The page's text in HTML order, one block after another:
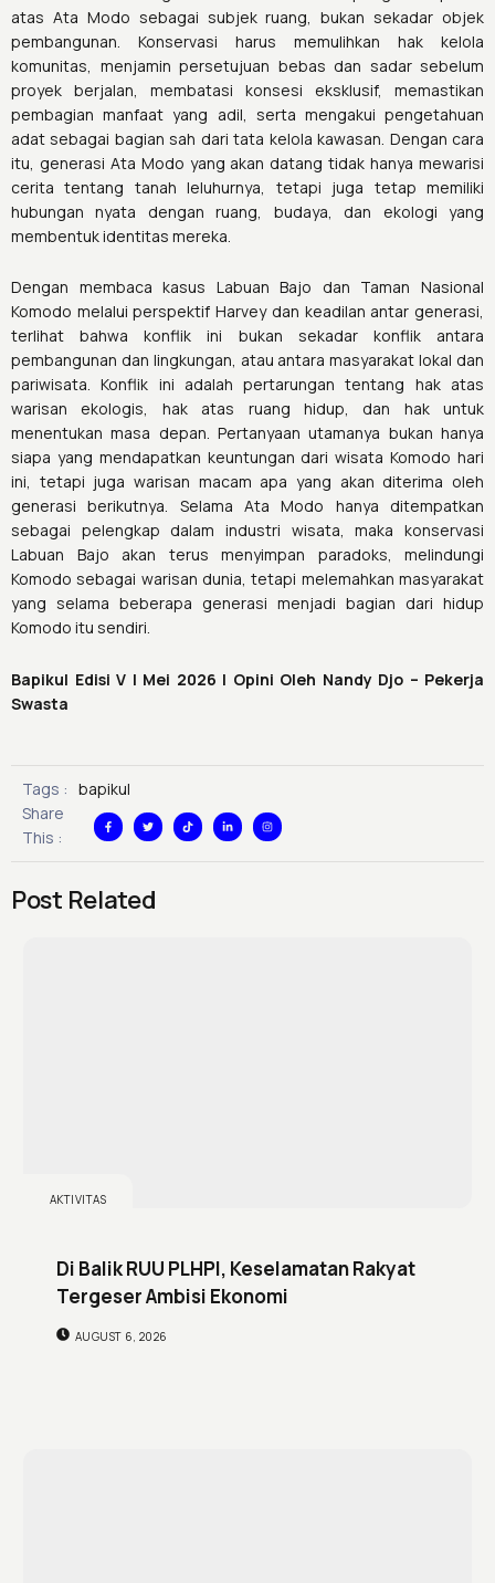
atas Ata Modo sebagai subjek ruang, bukan sekadar objek
pembangunan. Konservasi harus memulihkan hak kelola
komunitas, menjamin persetujuan bebas dan sadar sebelum
proyek berjalan, membatasi konsesi eksklusif, memastikan
pembagian manfaat yang adil, serta mengakui pengetahuan
adat sebagai bagian sah dari tata kelola kawasan. Dengan cara
itu, generasi Ata Modo yang akan datang tidak hanya mewarisi
cerita tentang tanah leluhurnya, tetapi juga tetap memiliki
hubungan nyata dengan ruang, budaya, dan ekologi yang
membentuk identitas mereka.
Dengan membaca kasus Labuan Bajo dan Taman Nasional
Komodo melalui perspektif Harvey dan keadilan antar generasi,
terlihat bahwa konflik ini bukan sekadar konflik antara
pembangunan dan lingkungan, atau antara masyarakat lokal dan
pariwisata. Konflik ini adalah pertarungan tentang hak atas
warisan ekologis, hak atas ruang hidup, dan hak untuk
menentukan masa depan. Pertanyaan utamanya bukan hanya
siapa yang mendapatkan keuntungan dari wisata Komodo hari
ini, tetapi juga warisan macam apa yang akan diterima oleh
generasi berikutnya. Selama Ata Modo hanya ditempatkan
sebagai pelengkap dalam industri wisata, maka konservasi
Labuan Bajo akan terus menyimpan paradoks, melindungi
Komodo sebagai warisan dunia, tetapi melemahkan masyarakat
yang selama beberapa generasi menjadi bagian dari hidup
Komodo itu sendiri.
Bapikul Edisi V | Mei 2026 | Opini Oleh Nandy Djo – Pekerja
Swasta
Tags : bapikul
Share
This :
a
c
e
-
f
w
i
t
i
k
t
i
n
k
n
s
t
Post Related
AKTIVITAS
Di Balik RUU PLHPI, Keselamatan Rakyat
Tergeser Ambisi Ekonomi
AUGUST 6, 2026